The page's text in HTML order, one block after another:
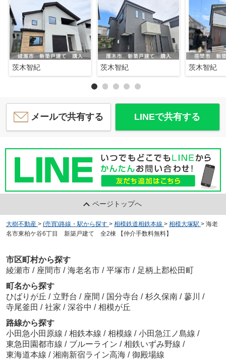
茨木智紀 茨木智紀 茨木智紀
メールで共有する LINEで共有する
ページトップへ
大樹不動産 > (売買)路線・駅から探す > 相模鉄道相鉄本線 > 相模大塚駅 > 海老
名市東柏ケ谷6丁目 新築戸建て 全2棟 【仲介手数料無料】
市区町村から探す
綾瀬市 / 座間市 / 海老名市 / 平塚市 / 足柄上郡松田町
町名から探す
ひばりが丘 / 立野台 / 座間 / 国分寺台 / 杉久保南 / 蓼川 /
寺尾釜田 / 社家 / 深谷中 / 相模が丘
路線から探す
小田急小田原線 / 相鉄本線 / 相模線 / 小田急江ノ島線 /
東急田園都市線 / ブルーライン / 相鉄いずみ野線 /
東海道本線 / 湘南新宿ライン高海 / 御殿場線